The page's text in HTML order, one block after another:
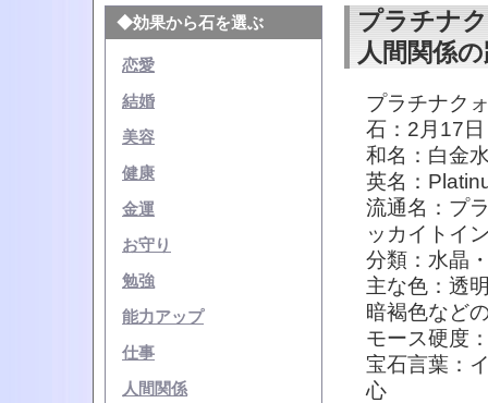
◆効果から石を選ぶ
恋愛
結婚
美容
健康
金運
お守り
勉強
能力アップ
仕事
人間関係
プラチナ
人間関係
プラチナク
石：2月17日
和名：白金
英名：
流通名：プ
ッカイトイ
分類：水晶
主な色：透
暗褐色など
モース硬度
宝石言葉：
心